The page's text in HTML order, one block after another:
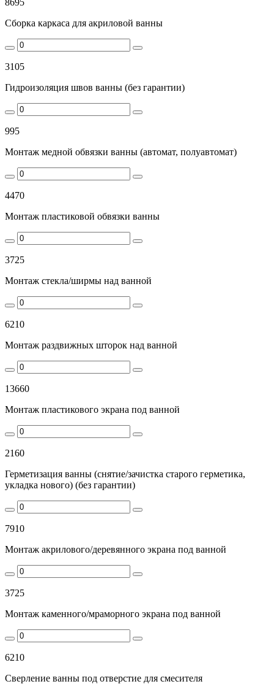
Сборка каркаса для акриловой ванны
3105
Гидроизоляция швов ванны (без гарантии)
995
Монтаж медной обвязки ванны (автомат, полуавтомат)
4470
Монтаж пластиковой обвязки ванны
3725
Монтаж стекла/ширмы над ванной
6210
Монтаж раздвижных шторок над ванной
13660
Монтаж пластикового экрана под ванной
2160
Герметизация ванны (снятие/зачистка старого герметика,
укладка нового) (без гарантии)
7910
Монтаж акрилового/деревянного экрана под ванной
3725
Монтаж каменного/мраморного экрана под ванной
6210
Сверление ванны под отверстие для смесителя